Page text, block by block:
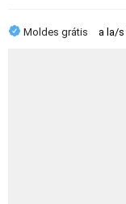
Moldes grátis a la/s